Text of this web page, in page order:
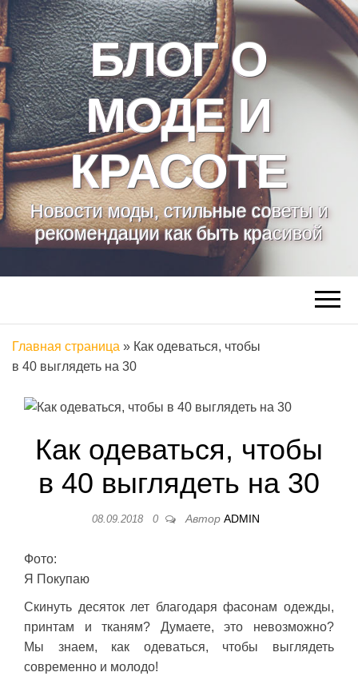
БЛОГ О
МОДЕ И
КРАСОТЕ
Новости моды, стильные советы и
рекомендации как быть красивой
Главная страница » Как одеваться, чтобы
в 40 выглядеть на 30
Как одеваться, чтобы
в 40 выглядеть на 30
08.09.2018 0 Автор ADMIN
Фото:
Я Покупаю
Скинуть десяток лет благодаря фасонам одежды,
принтам и тканям? Думаете, это невозможно?
Мы знаем, как одеваться, чтобы выглядеть
современно и молодо!